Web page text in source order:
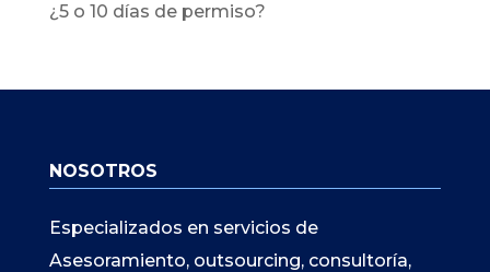
¿5 o 10 días de permiso?
NOSOTROS
Especializados en servicios de
Asesoramiento, outsourcing, consultoría,